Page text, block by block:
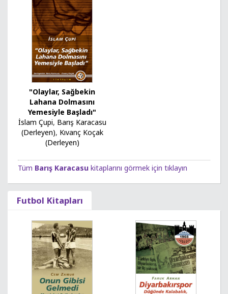
"Olaylar, Sağbekin
Lahana Dolmasını
Yemesiyle Başladı"
İslam Çupi, Barış Karacasu
(Derleyen), Kıvanç Koçak
(Derleyen)
Tüm Barış Karacasu kitaplarını görmek için tıklayın
Futbol Kitapları